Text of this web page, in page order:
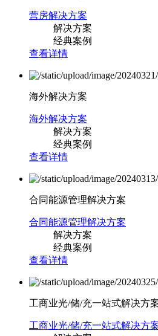
营房解决方案
解决方案
经典案例
查看详情
海外解决方案
海外解决方案
解决方案
经典案例
查看详情
合同能源管理解决方案
合同能源管理解决方案
解决方案
经典案例
查看详情
工商业光/储/充一站式解决方
工商业光/储/充一站式解决方